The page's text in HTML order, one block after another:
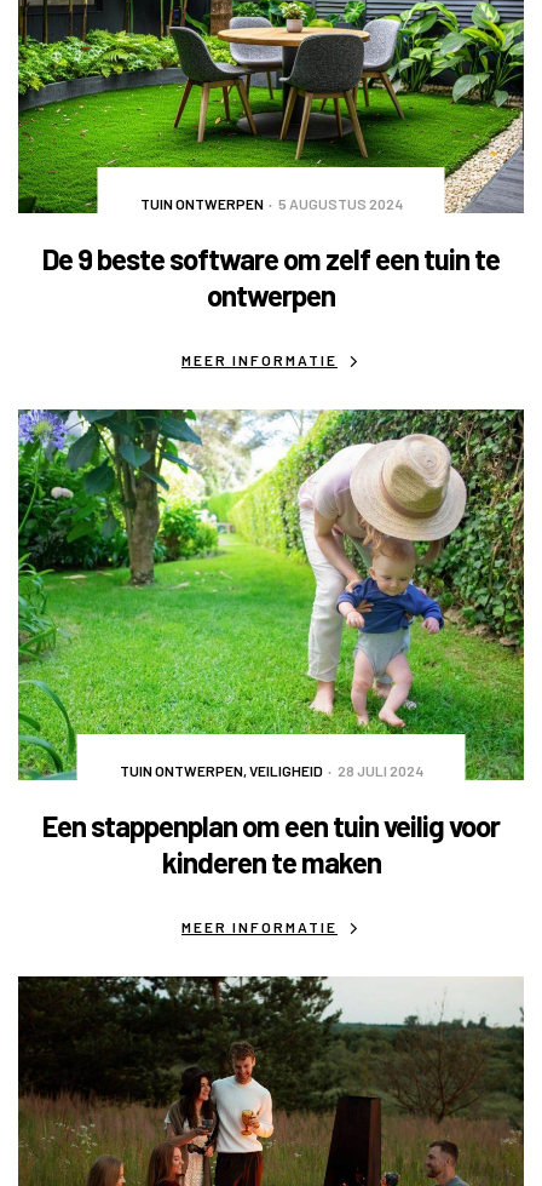
TUIN ONTWERPEN 5 AUGUSTUS 2024
De 9 beste software om zelf een tuin te
ontwerpen
MEER INFORMATIE
TUIN ONTWERPEN,VEILIGHEID 28 JULI 2024
Een stappenplan om een tuin veilig voor
kinderen te maken
MEER INFORMATIE